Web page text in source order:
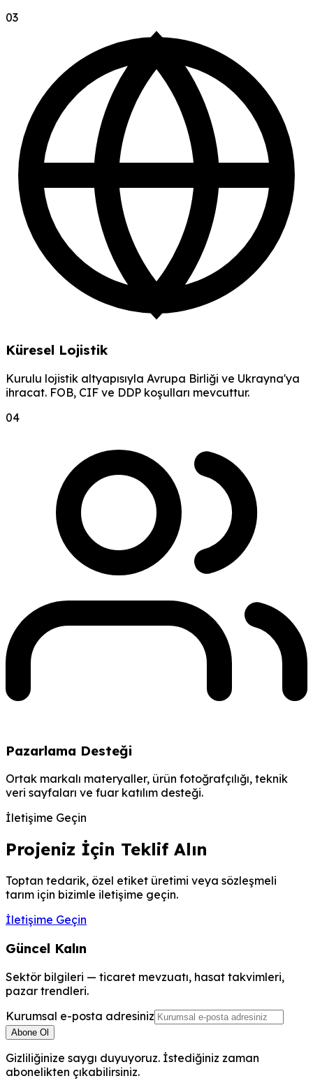
03
Küresel Lojistik
Kurulu lojistik altyapısıyla Avrupa Birliği ve Ukrayna'ya
ihracat. FOB, CIF ve DDP koşulları mevcuttur.
04
Pazarlama Desteği
Ortak markalı materyaller, ürün fotoğrafçılığı, teknik
veri sayfaları ve fuar katılım desteği.
İletişime Geçin
Projeniz İçin Teklif Alın
Toptan tedarik, özel etiket üretimi veya sözleşmeli
tarım için bizimle iletişime geçin.
İletişime Geçin
Güncel Kalın
Sektör bilgileri — ticaret mevzuatı, hasat takvimleri,
pazar trendleri.
Kurumsal e-posta adresiniz
Abone Ol
Gizliliğinize saygı duyuyoruz. İstediğiniz zaman
abonelikten çıkabilirsiniz.